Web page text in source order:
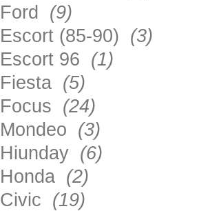
Ford (9)
Escort (85-90) (3)
Escort 96 (1)
Fiesta (5)
Focus (24)
Mondeo (3)
Hiunday (6)
Honda (2)
Civic (19)